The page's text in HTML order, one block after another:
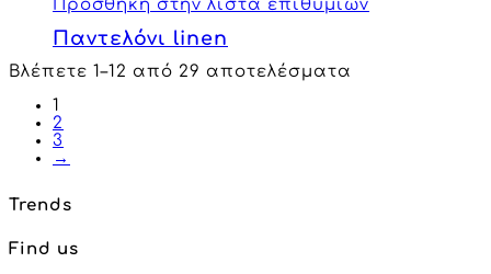
Πρόσθήκη στην λίστα επιθυμιών
Παντελόνι linen
Βλέπετε 1–12 από 29 αποτελέσματα
1
2
3
→
Trends
Find us